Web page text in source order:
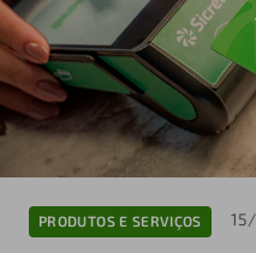
PRODUTOS E SERVIÇOS